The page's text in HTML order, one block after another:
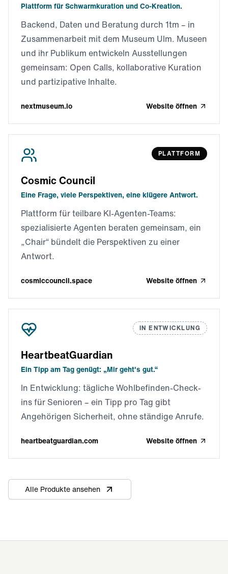
Plattform für Schwarmkuration und Co-Kreation.
Backend, Daten und Beratung durch 1tm – in
Zusammenarbeit mit dem Museum Ulm. Museen
und ihr Publikum entwickeln Ausstellungen
gemeinsam: Open Calls, kollaborative Kuration
und partizipative Inhalte.
nextmuseum.io Website öffnen
PLATTFORM
Cosmic Council
Eine Frage, viele Perspektiven, eine klügere Antwort.
Plattform für teilbare KI-Agenten-Teams:
spezialisierte Agenten beraten gemeinsam, ein
„Chair“ bündelt die Perspektiven zu einer
Antwort.
cosmiccouncil.space Website öffnen
IN ENTWICKLUNG
HeartbeatGuardian
Ein Tipp am Tag genügt: „Mir geht's gut.“
In Entwicklung: tägliche Wohlbefinden-Check-
ins für Senioren – ein Tipp pro Tag gibt
Angehörigen Sicherheit, ohne ständige Anrufe.
heartbeatguardian.com Website öffnen
Alle Produkte ansehen